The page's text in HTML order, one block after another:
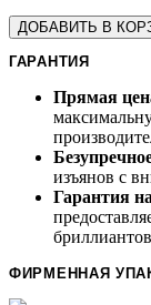
ДОБАВИТЬ В
ГАРАНТИЯ
Прямая
изъянов с
Гарантия
ФИРМЕННАЯ